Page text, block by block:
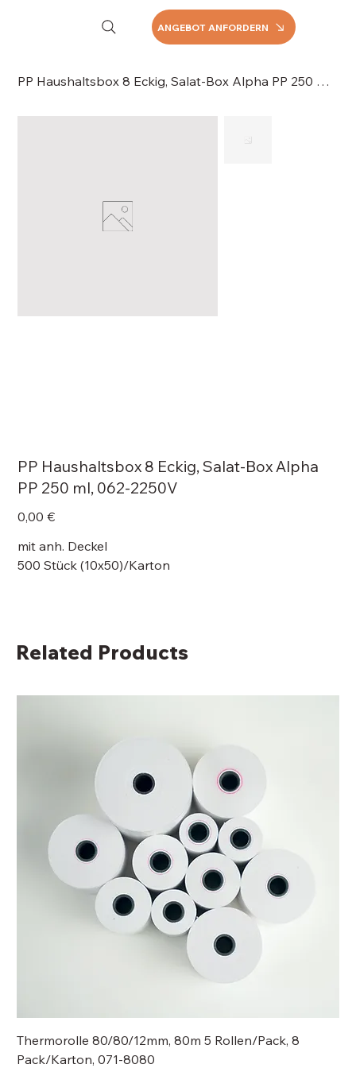
ANGEBOT ANFORDERN
PP Haushaltsbox 8 Eckig, Salat-Box Alpha PP 250 ml, 062-2250V
PP Haushaltsbox 8 Eckig, Salat-Box Alpha
PP 250 ml, 062-2250V
Price
0,00 €
mit anh. Deckel
500 Stück (10x50)/Karton
Related Products
Thermorolle 80/80/12mm, 80m 5 Rollen/Pack, 8
Pack/Karton, 071-8080